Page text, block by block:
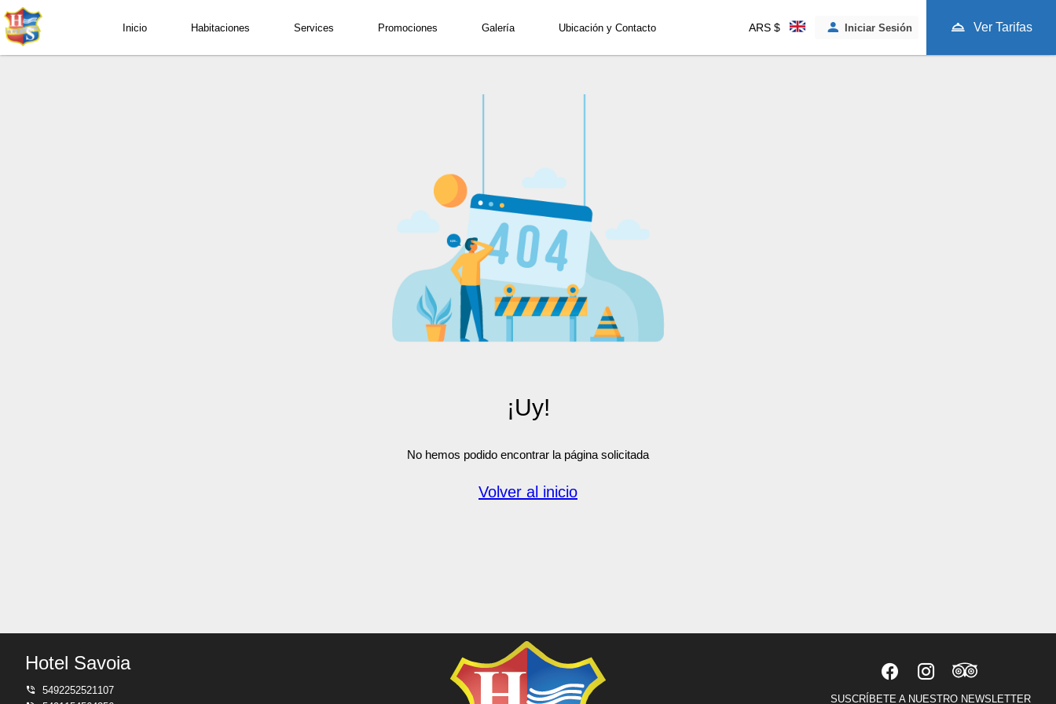
Inicio Habitaciones Services Promociones Galería Ubicación y Contacto ARS $ Iniciar Sesión Ver Tarifas
Fecha de Llegada Fecha de Salida Código Promocional
2 Adults VER TARIFAS
¡Uy!
No hemos podido encontrar la página solicitada
Volver al inicio
Hotel Savoia
5492252521107
SUSCRÍBETE A NUESTRO NEWSLETTER